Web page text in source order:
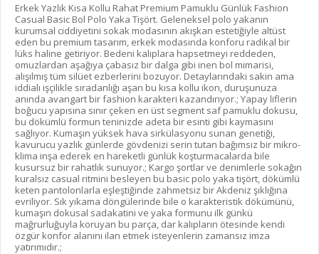
Erkek Yazlık Kısa Kollu Rahat Premium Pamuklu Günlük Fashion
Casual Basic Bol Polo Yaka Tişört. Geleneksel polo yakanın
kurumsal ciddiyetini sokak modasının akışkan estetiğiyle altüst
eden bu premium tasarım, erkek modasında konforu radikal bir
lüks haline getiriyor. Bedeni kalıplara hapsetmeyi reddeden,
omuzlardan aşağıya çabasız bir dalga gibi inen bol mimarisi,
alışılmış tüm silüet ezberlerini bozuyor. Detaylarındaki sakin ama
iddialı işçilikle sıradanlığı aşan bu kısa kollu ikon, duruşunuza
anında avangart bir fashion karakteri kazandırıyor.; Yapay liflerin
boğucu yapısına sınır çeken en üst segment saf pamuklu dokusu,
bu dökümlü formun teninizde adeta bir esinti gibi kaymasını
sağlıyor. Kumaşın yüksek hava sirkülasyonu sunan genetiği,
kavurucu yazlık günlerde gövdenizi serin tutan bağımsız bir mikro-
klima inşa ederek en hareketli günlük koşturmacalarda bile
kusursuz bir rahatlık sunuyor.; Kargo şortlar ve denimlerle sokağın
kuralsız casual ritmini besleyen bu basic polo yaka tişört, dökümlü
keten pantolonlarla eşleştiğinde zahmetsiz bir Akdeniz şıklığına
evriliyor. Sık yıkama döngülerinde bile o karakteristik dökümünü,
kumaşın dokusal sadakatini ve yaka formunu ilk günkü
mağrurluğuyla koruyan bu parça, dar kalıpların ötesinde kendi
özgür konfor alanını ilan etmek isteyenlerin zamansız imza
yatırımıdır.;